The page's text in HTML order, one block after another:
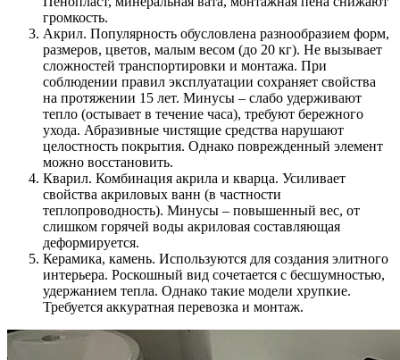
громкость.
Акрил. Популярность обусловлена разнообразием форм,
размеров, цветов, малым весом (до 20 кг). Не вызывает
сложностей транспортировки и монтажа. При
соблюдении правил эксплуатации сохраняет свойства
на протяжении 15 лет. Минусы – слабо удерживают
тепло (остывает в течение часа), требуют бережного
ухода. Абразивные чистящие средства нарушают
целостность покрытия. Однако поврежденный элемент
можно восстановить.
Кварил. Комбинация акрила и кварца. Усиливает
свойства акриловых ванн (в частности
теплопроводность). Минусы – повышенный вес, от
слишком горячей воды акриловая составляющая
деформируется.
Керамика, камень. Используются для создания элитного
интерьера. Роскошный вид сочетается с бесшумностью,
удержанием тепла. Однако такие модели хрупкие.
Требуется аккуратная перевозка и монтаж.